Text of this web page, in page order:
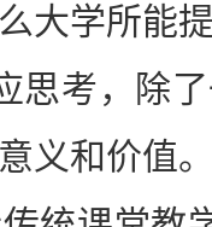
大学所能
思考，除
义和价值